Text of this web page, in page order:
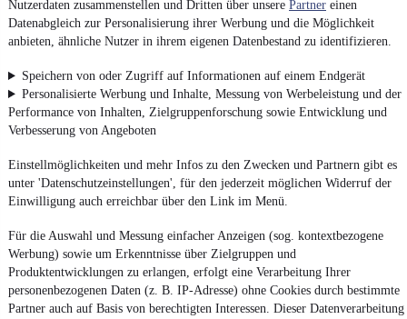
Nutzerdaten zusammenstellen und Dritten über unsere Partner einen
Datenabgleich zur Personalisierung ihrer Werbung und die Möglichkeit
anbieten, ähnliche Nutzer in ihrem eigenen Datenbestand zu identifizieren.
Speichern von oder Zugriff auf Informationen auf einem Endgerät
Personalisierte Werbung und Inhalte, Messung von Werbeleistung und der
Performance von Inhalten, Zielgruppenforschung sowie Entwicklung und
Verbesserung von Angeboten
Einstellmöglichkeiten und mehr Infos zu den Zwecken und Partnern gibt es
unter 'Datenschutzeinstellungen', für den jederzeit möglichen Widerruf der
Einwilligung auch erreichbar über den Link im Menü.
Für die Auswahl und Messung einfacher Anzeigen (sog. kontextbezogene
Werbung) sowie um Erkenntnisse über Zielgruppen und
Produktentwicklungen zu erlangen, erfolgt eine Verarbeitung Ihrer
personenbezogenen Daten (z. B. IP-Adresse) ohne Cookies durch bestimmte
Partner auch auf Basis von berechtigten Interessen. Dieser Datenverarbeitung